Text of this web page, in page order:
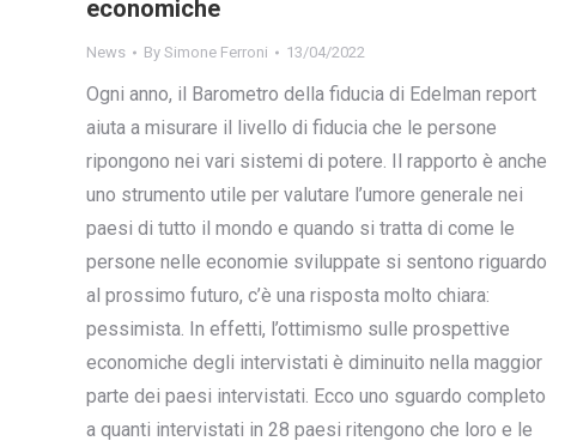
economiche
News By Simone Ferroni 13/04/2022
Ogni anno, il Barometro della fiducia di Edelman report
aiuta a misurare il livello di fiducia che le persone
ripongono nei vari sistemi di potere. Il rapporto è anche
uno strumento utile per valutare l’umore generale nei
paesi di tutto il mondo e quando si tratta di come le
persone nelle economie sviluppate si sentono riguardo
al prossimo futuro, c’è una risposta molto chiara:
pessimista. In effetti, l’ottimismo sulle prospettive
economiche degli intervistati è diminuito nella maggior
parte dei paesi intervistati. Ecco uno sguardo completo
a quanti intervistati in 28 paesi ritengono che loro e le